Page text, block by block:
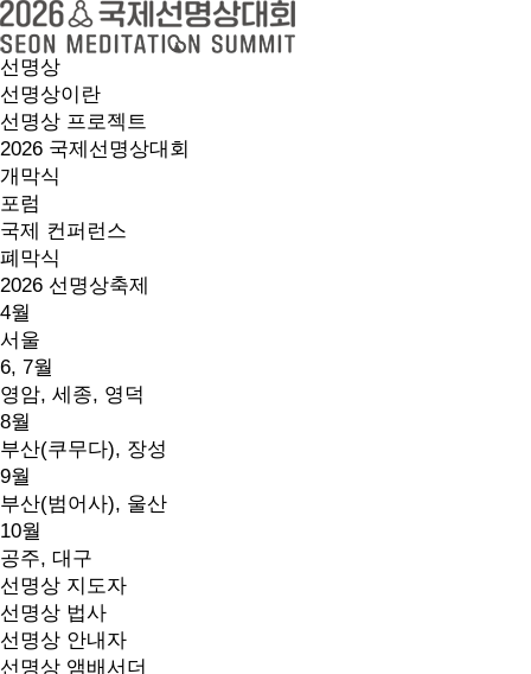
선명상
선명상이란
선명상 프로젝트
2026 국제선명상대회
개막식
포럼
국제 컨퍼런스
폐막식
2026 선명상축제
4월
서울
6, 7월
영암, 세종, 영덕
8월
부산(쿠무다), 장성
9월
부산(범어사), 울산
10월
공주, 대구
선명상 지도자
선명상 법사
선명상 안내자
선명상 앰배서더